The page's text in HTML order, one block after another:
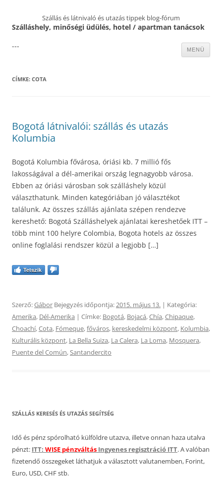
Szállás és látnivaló és utazás tippek blog-fórum
Szálláshely, minőségi üdülés, hotel / apartman tanácsok
MENÜ
---
CÍMKE: COTA
Bogotá látnivalói: szállás és utazás
Kolumbia
Bogotá Kolumbia fővárosa, óriási kb. 7 millió fős
lakosságával a dél-amerikai ország legnagyobb városa.
Ebben az óriási városban sok szálláshely közül
választhatunk. Minden kategóriában jó választékot
találunk. Az összes szállás ajánlata szépen rendezve
kereshető: Bogotá Szálláshelyek ajánlatai kereshetőek ITT –
több mint 100 helyre Colombia, Bogota hotels az összes
online foglalási rendszer közül a legjobb […]
Tetszik
Szerző:Gábor Bejegyzés időpontja:2015. május 13. | Kategória:
Amerika, Dél-Amerika | Címke: Bogotá, Bojacá,Chía,Chipaque,
Choachí,Cota, Fómeque,főváros, kereskedelmi központ, Kolumbia,
Kulturális központ, La Bella Suiza, La Calera, La Loma, Mosquera,
Puente del Común,Santandercito
SZÁLLÁS KERESÉS ÉS UTAZÁS SEGÍTSÉG
Idő és pénz spórolható külföldre utazva, illetve onnan haza utalva
pénzt: ITT: WISE pénzváltás Ingyenes regisztráció ITT. A valóban
fizetendő összegeket láthatjuk a választott valutanemben, Forint,
Euro, USD, CHF stb.